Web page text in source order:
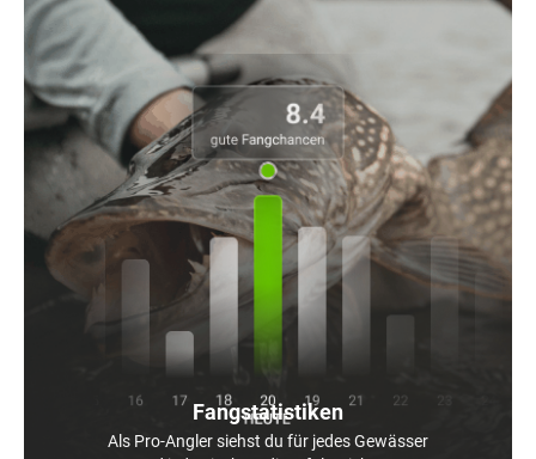
Fangstatistiken
Als Pro-Angler siehst du für jedes Gewässer